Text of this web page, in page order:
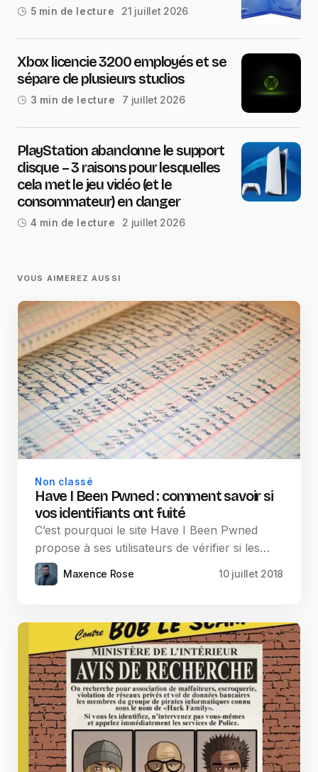
5 min de lecture 21 juillet 2026
Xbox licencie 3200 employés et se
sépare de plusieurs studios
3 min de lecture 7 juillet 2026
PlayStation abandonne le support
disque – 3 raisons pour lesquelles
cela met le jeu vidéo (et le
consommateur) en danger
4 min de lecture 2 juillet 2026
VOUS AIMEREZ AUSSI
Non classé
Have I Been Pwned : comment savoir si
vos identifiants ont fuité
C’est pourquoi le site Have I Been Pwned
propose à ses utilisateurs de vérifier si les…
Maxence Rose 10 juillet 2018